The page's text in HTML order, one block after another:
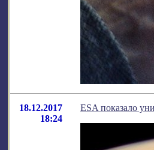
18.12.2017
18:24
ESA показало